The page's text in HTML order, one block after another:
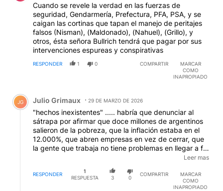
Cuando se revele la verdad en las fuerzas de
seguridad, Gendarmería, Prefectura, PFA, PSA, y se
caigan las cortinas que tapan el manejo de peritajes
falsos (Nisman), (Maldonado), (Nahuel), (Grillo), y
otros, ésta señora Bullrich tendrá que pagar por sus
intervenciones espureas y conspirativas
RESPONDER 1 0 COMPARTIR
MARCAR
COMO
INAPROPIADO
Comentario de Julio Grimaux.
JG Julio Grimaux 29 DE MARZO DE 2026
"hechos inexistentes" ..... habría que denunciar al
sátrapa por afirmar que doce millones de argentinos
salieron de la pobreza, que la inflación estaba en el
12.000%, que abren empresas en vez de cerrar, que
la gente que trabaja no tiene problemas en llegar a fin
de mes, ....etc, etc. .son tan incompetentes que las
leyes que pretenden aprobar, se transforma en un
"bumerang".
Leer mas
RESPONDER
1
RESPUESTA
3 0
COMPARTIR
MARCAR
COMO
INAPROPIADO